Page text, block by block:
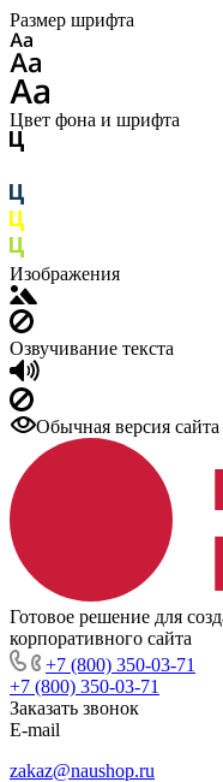
Размер шрифта
Цвет фона и шрифта
Изображения
Озвучивание текста
Обычная версия сайта
Готовое решение для
корпоративного сайта
+7 (800) 350-03-71
+7 (800) 350-03-71
Заказать звонок
E-mail
zakaz@naushop.ru